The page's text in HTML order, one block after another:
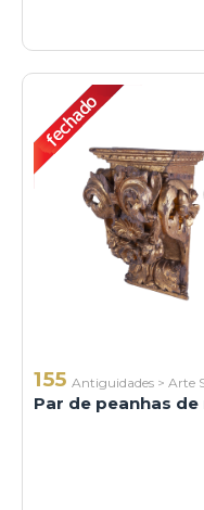
155 Antiguidades > Arte
Par de peanhas de